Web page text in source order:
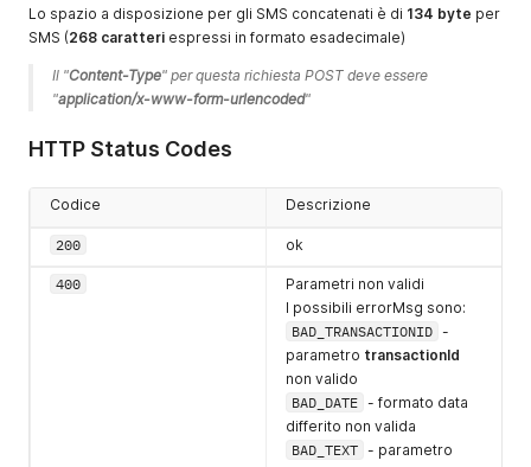
Lo spazio a disposizione per gli SMS concatenati è di 134 byte per
SMS (268 caratteri espressi in formato esadecimale)
Il "Content-Type" per questa richiesta POST deve essere
"application/x-www-form-urlencoded"
HTTP Status Codes
Codice Descrizione
200 ok
400
Parametri non validi
I possibili errorMsg sono:
BAD_TRANSACTIONID -
parametro transactionId
non valido
BAD_DATE - formato data
differito non valida
BAD_TEXT - parametro